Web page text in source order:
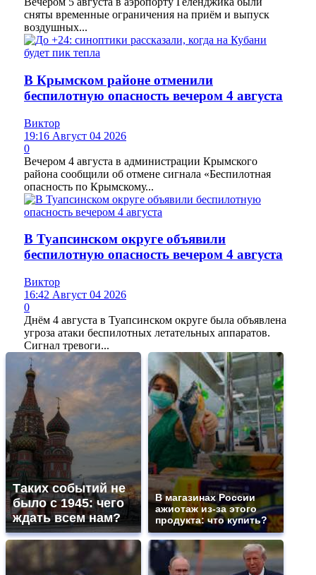
сняты временные ограничения на приём и выпуск
воздушных...
В Крымском районе отменили
беспилотную опасность вечером 4 августа
Виктор
19:16 Август 04 2026
0
Вечером 4 августа в администрации Крымского
района сообщили об отмене сигнала «Беспилотная
опасность по Крымскому...
В Туапсинском округе объявили
беспилотную опасность вечером 4 августа
Виктор
16:42 Август 04 2026
0
Днём 4 августа в Туапсинском округе была объявлена
угроза атаки беспилотных летательных аппаратов.
Сигнал тревоги...
Таких событий не
было с 1945: чего
ждать всем нам?
В магазинах России
ажиотаж из-за этого
продукта: что купить?